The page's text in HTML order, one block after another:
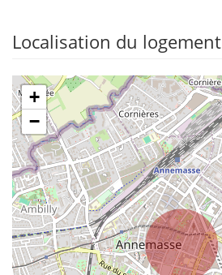
Localisation du logement
+
−